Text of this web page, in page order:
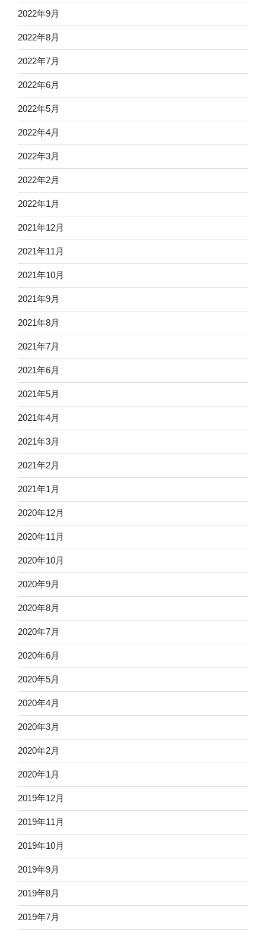
2022年9月
2022年8月
2022年7月
2022年6月
2022年5月
2022年4月
2022年3月
2022年2月
2022年1月
2021年12月
2021年11月
2021年10月
2021年9月
2021年8月
2021年7月
2021年6月
2021年5月
2021年4月
2021年3月
2021年2月
2021年1月
2020年12月
2020年11月
2020年10月
2020年9月
2020年8月
2020年7月
2020年6月
2020年5月
2020年4月
2020年3月
2020年2月
2020年1月
2019年12月
2019年11月
2019年10月
2019年9月
2019年8月
2019年7月